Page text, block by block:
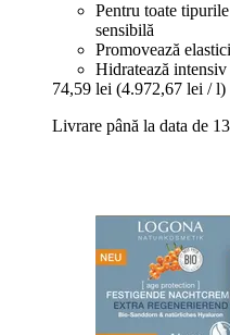
Pentru toate
sensibilă
Promovează
Hidratează intensiv
74,59 lei (4.972,67 lei / l)
Livrare până la data de